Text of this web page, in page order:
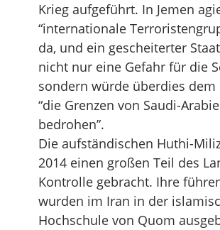
Krieg aufgeführt. In Jemen
“internationale
da, und ein gescheiterter
nicht nur eine Gefahr für die
sondern würde überdies dem
“die Grenzen von Saudi-
bedrohen”.
Die aufständischen Huthi-
2014 einen großen Teil des
Kontrolle gebracht. Ihre
wurden im Iran in der
Hochschule von Quom